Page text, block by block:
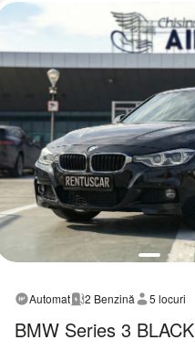
Automat 2 Benzină 5 locuri
BMW Series 3 BLACK